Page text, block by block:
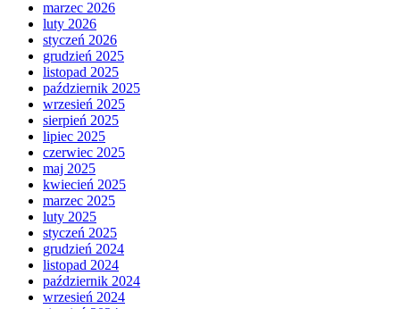
marzec 2026
luty 2026
styczeń 2026
grudzień 2025
listopad 2025
październik 2025
wrzesień 2025
sierpień 2025
lipiec 2025
czerwiec 2025
maj 2025
kwiecień 2025
marzec 2025
luty 2025
styczeń 2025
grudzień 2024
listopad 2024
październik 2024
wrzesień 2024